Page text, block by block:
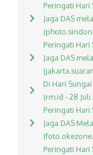
Peringati Hari
Jaga DAS
Peringati Hari
Jaga DAS
Di Hari
(rm.id - 28 Juli
Peringati Hari
Jaga DAS
Peringati Hari